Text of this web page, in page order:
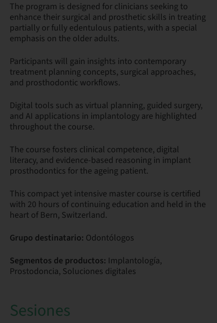
The program is designed for clinicians seeking to
enhance their surgical and prosthetic skills in treating
partially or fully edentulous patients, with a special
emphasis on the older adults.
Participants will gain insights into contemporary
treatment planning concepts, surgical approaches,
and prosthodontic workflows.
Digital tools such as virtual planning, guided surgery,
and AI applications in implantology are highlighted
throughout the course.
The course fosters clinical competence, digital
literacy, and evidence-based reasoning in implant
prosthodontics for the ageing patient.
This compact yet intensive master course is certified
with 20 hours of continuing education and held in the
heart of Bern, Switzerland.
Grupo destinatario: Odontólogos
Segmentos de productos: Implantología,
Prostodoncia, Soluciones digitales
Sesiones